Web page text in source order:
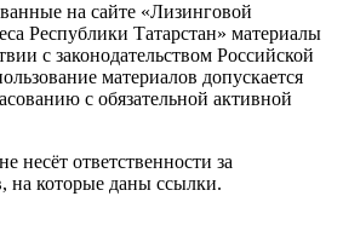
на сайте «Лизинговой
Республики Татарстан» материалы
с законодательством Российской
материалов допускается
с обязательной активной
несёт ответственности за
на которые даны ссылки.